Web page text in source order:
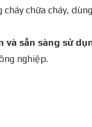
chữa cháy,
và sẵn sàng sử
nghiệp.